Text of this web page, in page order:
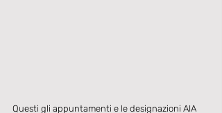
Questi gli appuntamenti e le designazioni AIA